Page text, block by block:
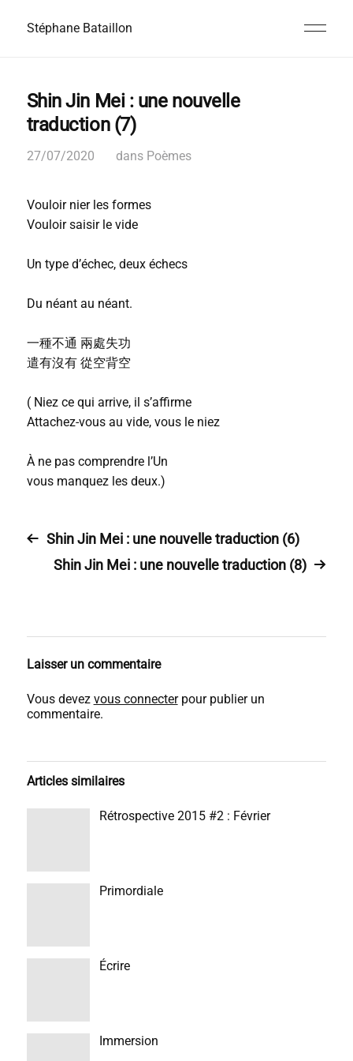
Stéphane Bataillon
Shin Jin Mei : une nouvelle
traduction (7)
27/07/2020 dans Poèmes
Vouloir nier les formes
Vouloir saisir le vide
Un type d’échec, deux échecs
Du néant au néant.
一種不通 兩處失功
遣有沒有 從空背空
( Niez ce qui arrive, il s’affirme
Attachez-vous au vide, vous le niez
À ne pas comprendre l’Un
vous manquez les deux.)
Shin Jin Mei : une nouvelle traduction (6)
Shin Jin Mei : une nouvelle traduction (8)
Laisser un commentaire
Vous devez vous connecterpour publier un
commentaire.
Articles similaires
Rétrospective 2015 #2 : Février
Primordiale
Écrire
Immersion